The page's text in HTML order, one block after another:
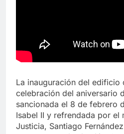
La inauguración del edificio
celebración del aniversario
sancionada el 8 de febrero
Isabel II y refrendada por el
Justicia, Santiago